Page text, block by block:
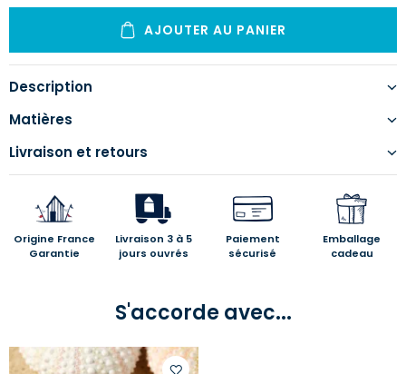
AJOUTER AU PANIER
Description
Matières
Livraison et retours
Origine France
Garantie
Livraison 3 à 5
jours ouvrés
Paiement
sécurisé
Emballage
cadeau
S'accorde avec...